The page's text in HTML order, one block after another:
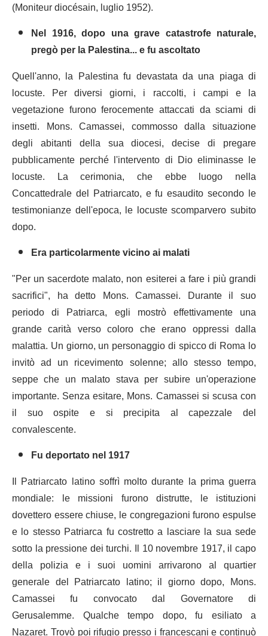
(Moniteur diocésain, luglio 1952).
Nel 1916, dopo una grave catastrofe naturale,
pregò per la Palestina... e fu ascoltato
Quell'anno, la Palestina fu devastata da una piaga di
locuste. Per diversi giorni, i raccolti, i campi e la
vegetazione furono ferocemente attaccati da sciami di
insetti. Mons. Camassei, commosso dalla situazione
degli abitanti della sua diocesi, decise di pregare
pubblicamente perché l'intervento di Dio eliminasse le
locuste. La cerimonia, che ebbe luogo nella
Concattedrale del Patriarcato, e fu esaudito secondo le
testimonianze dell'epoca, le locuste scomparvero subito
dopo.
Era particolarmente vicino ai malati
"Per un sacerdote malato, non esiterei a fare i più grandi
sacrifici", ha detto Mons. Camassei. Durante il suo
periodo di Patriarca, egli mostrò effettivamente una
grande carità verso coloro che erano oppressi dalla
malattia. Un giorno, un personaggio di spicco di Roma lo
invitò ad un ricevimento solenne; allo stesso tempo,
seppe che un malato stava per subire un'operazione
importante. Senza esitare, Mons. Camassei si scusa con
il suo ospite e si precipita al capezzale del
convalescente.
Fu deportato nel 1917
Il Patriarcato latino soffrì molto durante la prima guerra
mondiale: le missioni furono distrutte, le istituzioni
dovettero essere chiuse, le congregazioni furono espulse
e lo stesso Patriarca fu costretto a lasciare la sua sede
sotto la pressione dei turchi. Il 10 novembre 1917, il capo
della polizia e i suoi uomini arrivarono al quartier
generale del Patriarcato latino; il giorno dopo, Mons.
Camassei fu convocato dal Governatore di
Gerusalemme. Qualche tempo dopo, fu esiliato a